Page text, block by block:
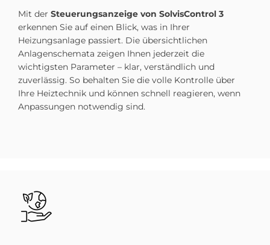
Mit der Steuerungsanzeige von SolvisControl 3
erkennen Sie auf einen Blick, was in Ihrer
Heizungsanlage passiert. Die übersichtlichen
Anlagenschemata zeigen Ihnen jederzeit die
wichtigsten Parameter – klar, verständlich und
zuverlässig. So behalten Sie die volle Kontrolle über
Ihre Heiztechnik und können schnell reagieren, wenn
Anpassungen notwendig sind.
Bild